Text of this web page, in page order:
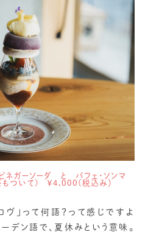
ネガーソーダ と パフェ・ソンマ
もついて) ￥4,000(税込み）
」って何語？って感じですよ
デン語で、夏休みという意味。